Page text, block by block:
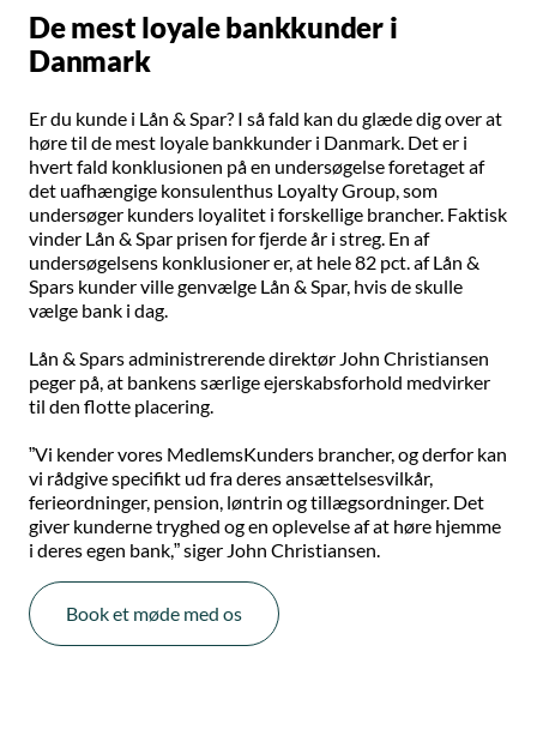
De mest loyale bankkunder i
Danmark
Er du kunde i Lån & Spar? I så fald kan du glæde dig over at
høre til de mest loyale bankkunder i Danmark. Det er i
hvert fald konklusionen på en undersøgelse foretaget af
det uafhængige konsulenthus Loyalty Group, som
undersøger kunders loyalitet i forskellige brancher. Faktisk
vinder Lån & Spar prisen for fjerde år i streg. En af
undersøgelsens konklusioner er, at hele 82 pct. af Lån &
Spars kunder ville genvælge Lån & Spar, hvis de skulle
vælge bank i dag.
Lån & Spars administrerende direktør John Christiansen
peger på, at bankens særlige ejerskabsforhold medvirker
til den flotte placering.
”Vi kender vores MedlemsKunders brancher, og derfor kan
vi rådgive specifikt ud fra deres ansættelsesvilkår,
ferieordninger, pension, løntrin og tillægsordninger. Det
giver kunderne tryghed og en oplevelse af at høre hjemme
i deres egen bank,” siger John Christiansen.
Book et møde med os